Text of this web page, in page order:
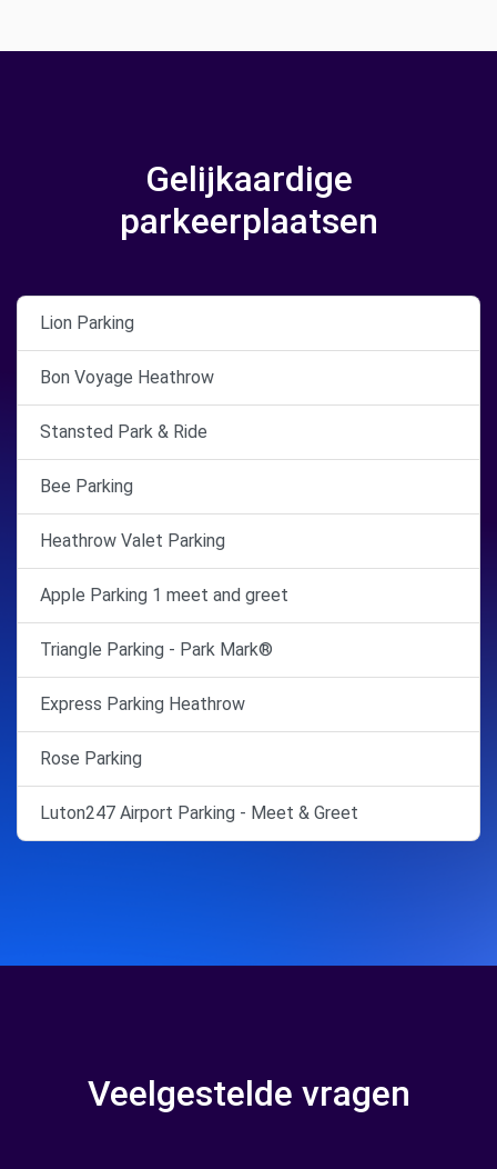
Gelijkaardige
parkeerplaatsen
Lion Parking
Bon Voyage Heathrow
Stansted Park & Ride
Bee Parking
Heathrow Valet Parking
Apple Parking 1 meet and greet
Triangle Parking - Park Mark®
Express Parking Heathrow
Rose Parking
Luton247 Airport Parking - Meet & Greet
Veelgestelde vragen